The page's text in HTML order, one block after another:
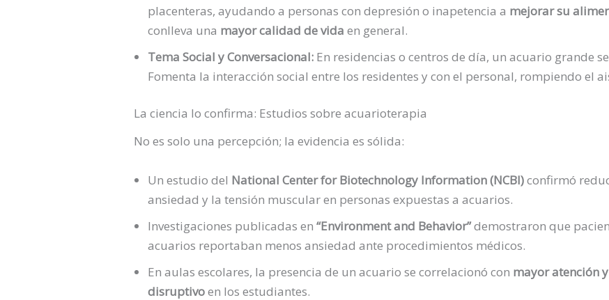
placenteras, ayudando a personas con depresión o inapetencia a mejorar su
conlleva una mayor calidad de vida en general.
Tema Social y Conversacional: En residencias o centros de día, un acuario grande
Fomenta la interacción social entre los residentes y con el personal, rompiendo el
La ciencia lo confirma: Estudios sobre acuarioterapia
No es solo una percepción; la evidencia es sólida:
Un estudio del National Center for Biotechnology Information (NCBI)confirmó
ansiedad y la tensión muscular en personas expuestas a acuarios.
Investigaciones publicadas en “Environment and Behavior”demostraron que
acuarios reportaban menos ansiedad ante procedimientos médicos.
En aulas escolares, la presencia de un acuario se correlacionó con mayor atención
disruptivoen los estudiantes.